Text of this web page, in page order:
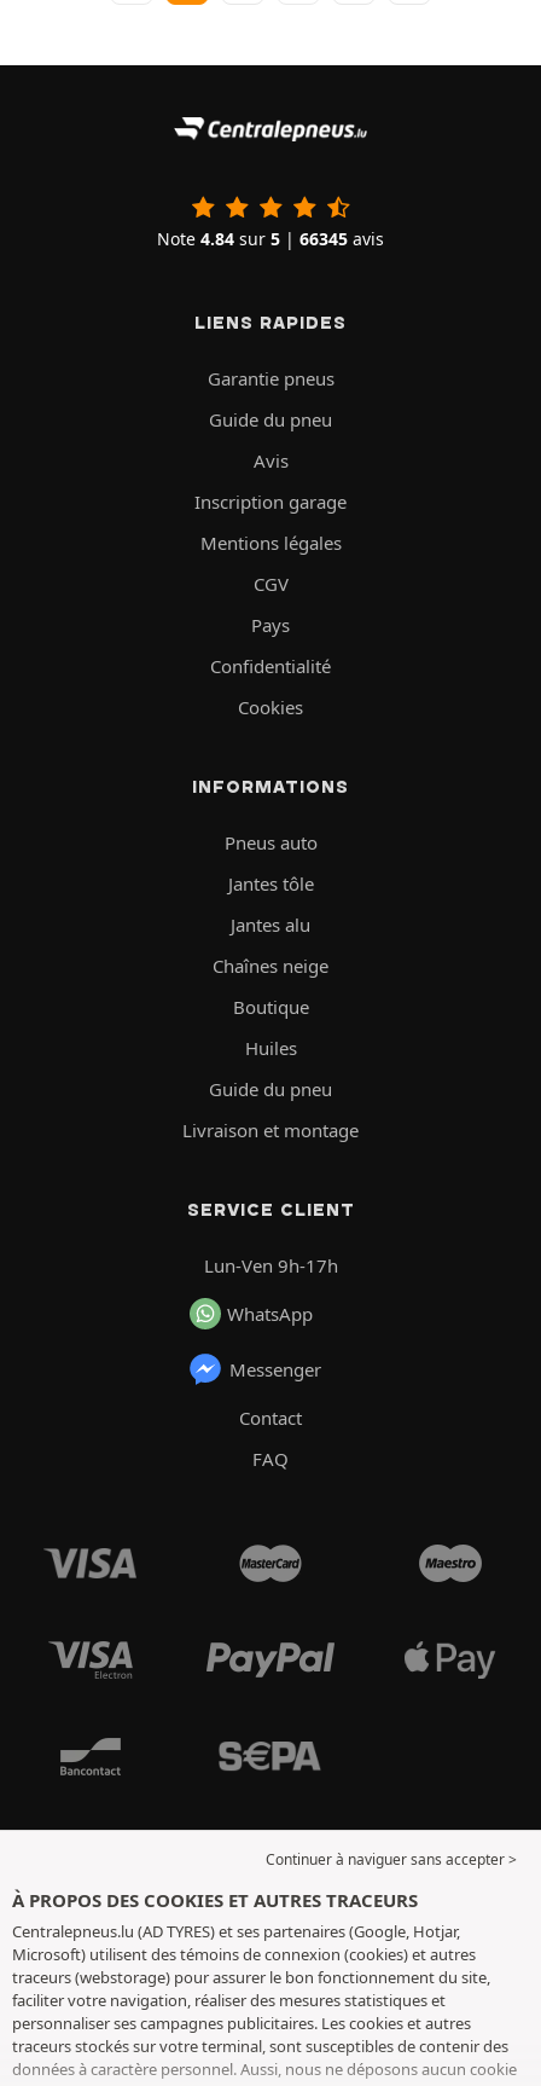
Note 4.84 sur 5 | 66345 avis
LIENS RAPIDES
Garantie pneus
Guide du pneu
Avis
Inscription garage
Mentions légales
CGV
Pays
Confidentialité
Cookies
INFORMATIONS
Pneus auto
Jantes tôle
Jantes alu
Chaînes neige
Boutique
Huiles
Guide du pneu
Livraison et montage
SERVICE CLIENT
Lun-Ven 9h-17h
WhatsApp
Messenger
Contact
FAQ
Continuer à naviguer sans accepter >
À PROPOS DES COOKIES ET AUTRES TRACEURS
Centralepneus.lu (AD TYRES) et ses partenaires (Google, Hotjar,
Microsoft) utilisent des témoins de connexion (cookies) et autres
traceurs (webstorage) pour assurer le bon fonctionnement du site,
faciliter votre navigation, réaliser des mesures statistiques et
personnaliser ses campagnes publicitaires. Les cookies et autres
traceurs stockés sur votre terminal, sont susceptibles de contenir des
données à caractère personnel. Aussi, nous ne déposons aucun cookie